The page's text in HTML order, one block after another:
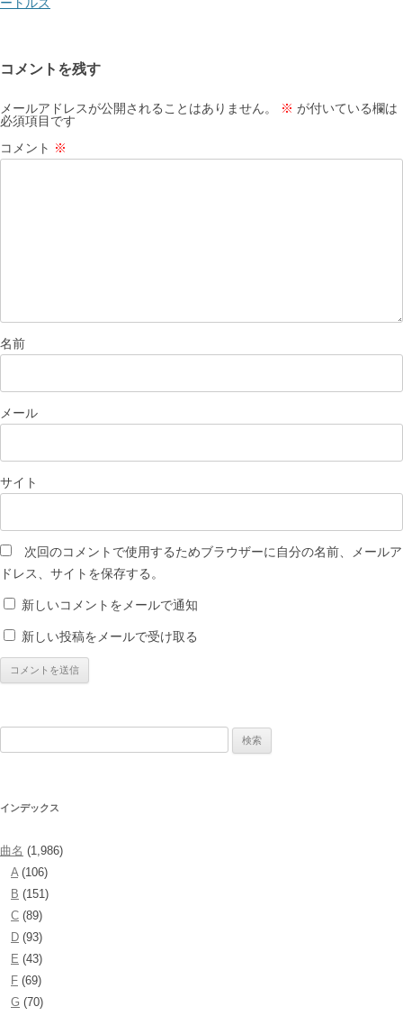
シ
ョ
ン
コメントを残す
メールアドレスが公開されることはありません。 ※ が付いている欄は
必須項目です
コメント ※
名前
メール
サイト
次回のコメントで使用するためブラウザーに自分の名前、メールア
ドレス、サイトを保存する。
新しいコメントをメールで通知
新しい投稿をメールで受け取る
インデックス
曲名 (1,986)
A(106)
B (151)
C (89)
D (93)
E (43)
F (69)
G (70)